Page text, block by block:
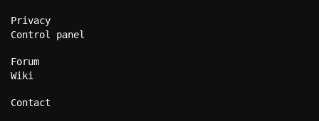
Privacy
Control panel
Forum
Wiki
Contact